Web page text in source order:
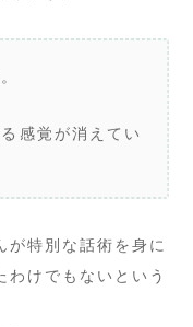
感覚が消えてい
が特別な話術を身に
けでもないという